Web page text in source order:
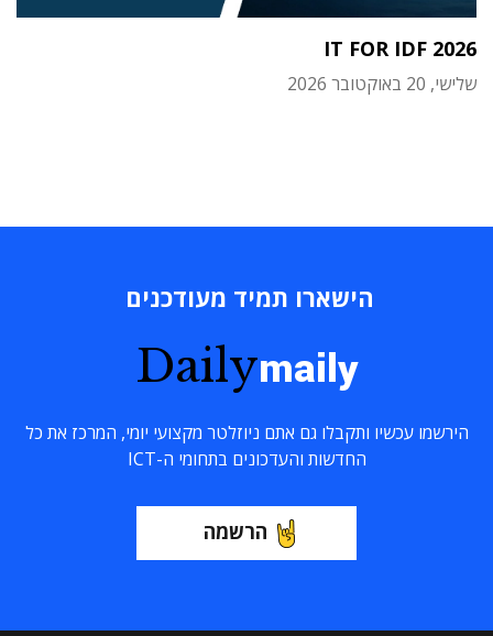
IT FOR IDF 2026
שלישי, 20 באוקטובר 2026
הישארו תמיד מעודכנים
Dailymaily
הירשמו עכשיו ותקבלו גם אתם ניוזלטר מקצועי יומי, המרכז את כל
החדשות והעדכונים בתחומי ה-ICT
הרשמה